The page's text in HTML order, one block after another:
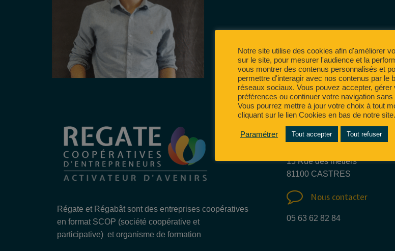
Régate et Régabât sont des entreprises coopératives
en format SCOP (société coopérative et
participative) et organisme de formation
Nous trouver
15 Rue des métiers
81100 CASTRES
Nous contacter
05 63 62 82 84
Notre site utilise des cookies afin d'améliorer
sur le site, pour mesurer l'audience et la
vous montrer des contenus personnalisés et
permettre d'interagir avec nos contenus par le
réseaux sociaux. Vous pouvez accepter, gérer
préférences ou continuer votre navigation sans
Vous pourrez mettre à jour votre choix à tout
cliquant sur le lien Cookies en bas de notre site.
Paramétrer Tout accepter Tout refuser